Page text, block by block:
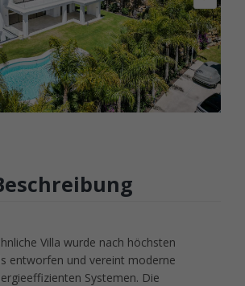
Villa wurde nach höchsten
entworfen und vereint moderne
Systemen. Die